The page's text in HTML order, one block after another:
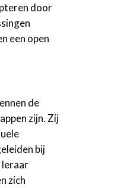
door
een open
de
zijn. Zij
bij
leraar
zich